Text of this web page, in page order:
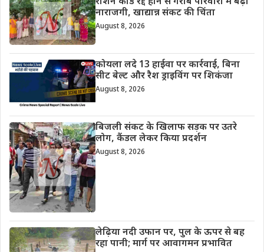
नाराजगी, खाद्यान्न संकट की चिंता
August 8, 2026
कोयला लदे 13 हाईवा पर कार्रवाई, बिना
सीट बेल्ट और रैश ड्राइविंग पर शिकंजा
August 8, 2026
बिजली संकट के खिलाफ सड़क पर उतरे
लोग, कैंडल लेकर किया प्रदर्शन
August 8, 2026
लेढ़िया नदी उफान पर, पुल के ऊपर से बह
रहा पानी; मार्ग पर आवागमन प्रभावित